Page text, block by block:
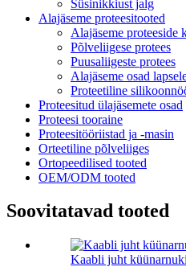
Süsinikkiust jalg
Alajäseme proteesitooted
Alajäseme proteeside
Põlveliigese protees
Puusaliigeste protees
Alajäseme osad
Proteetiline
Proteesitud ülajäsemete osad
Proteesi tooraine
Proteesitööriistad ja -masin
Orteetiline põlveliiges
Ortopeedilised tooted
OEM/ODM tooted
Soovitatavad tooted
Kaabli juht